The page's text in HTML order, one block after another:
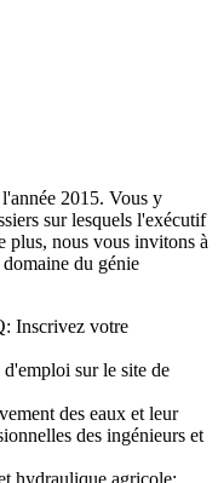
2015. Vous y
sur lesquels l'exécutif
nous vous invitons à
du génie
Inscrivez votre
sur le site de
des eaux et leur
des ingénieurs et
hydraulique agricole;